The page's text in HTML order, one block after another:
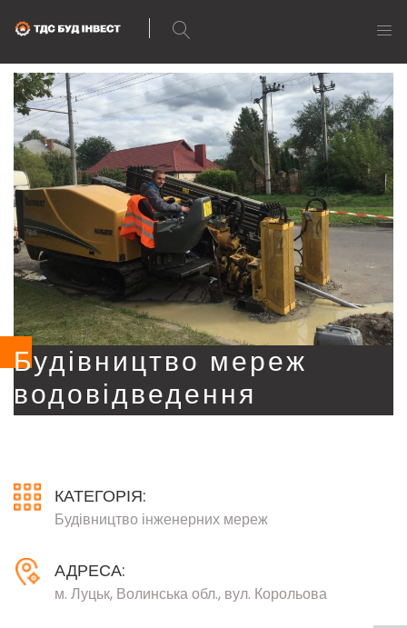
Будівництво мереж
водовідведення
КАТЕГОРІЯ:
Будівництво інженерних мереж
АДРЕСА:
м. Луцьк, Волинська обл., вул. Корольова